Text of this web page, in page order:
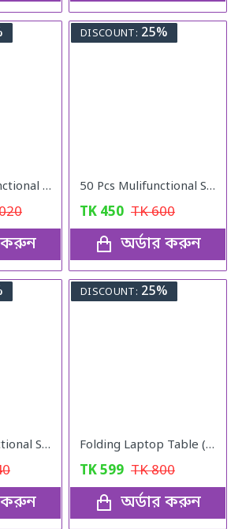
100 Pcs Mulifunctional Sunshade Net Fixing Clip
করুন
DISCOUNT: 25%
50 Pcs Mulifunctional Sunshade Net Fixing Clip
TK 450 TK600
অর্ডার করুন
25 Pcs Mulifunctional Sunshade "Net Fixing Clip"
করুন
DISCOUNT: 25%
Folding Laptop Table (Black)
TK599 TK800
অর্ডার করুন